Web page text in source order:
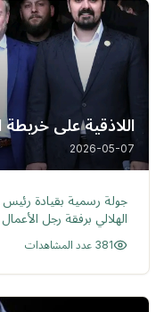
اللاذقية على خريطة
2026-05-07
جولة رسمية بقيادة رئيس
الهلالي برفقة رجل
381 عدد المشاهدات